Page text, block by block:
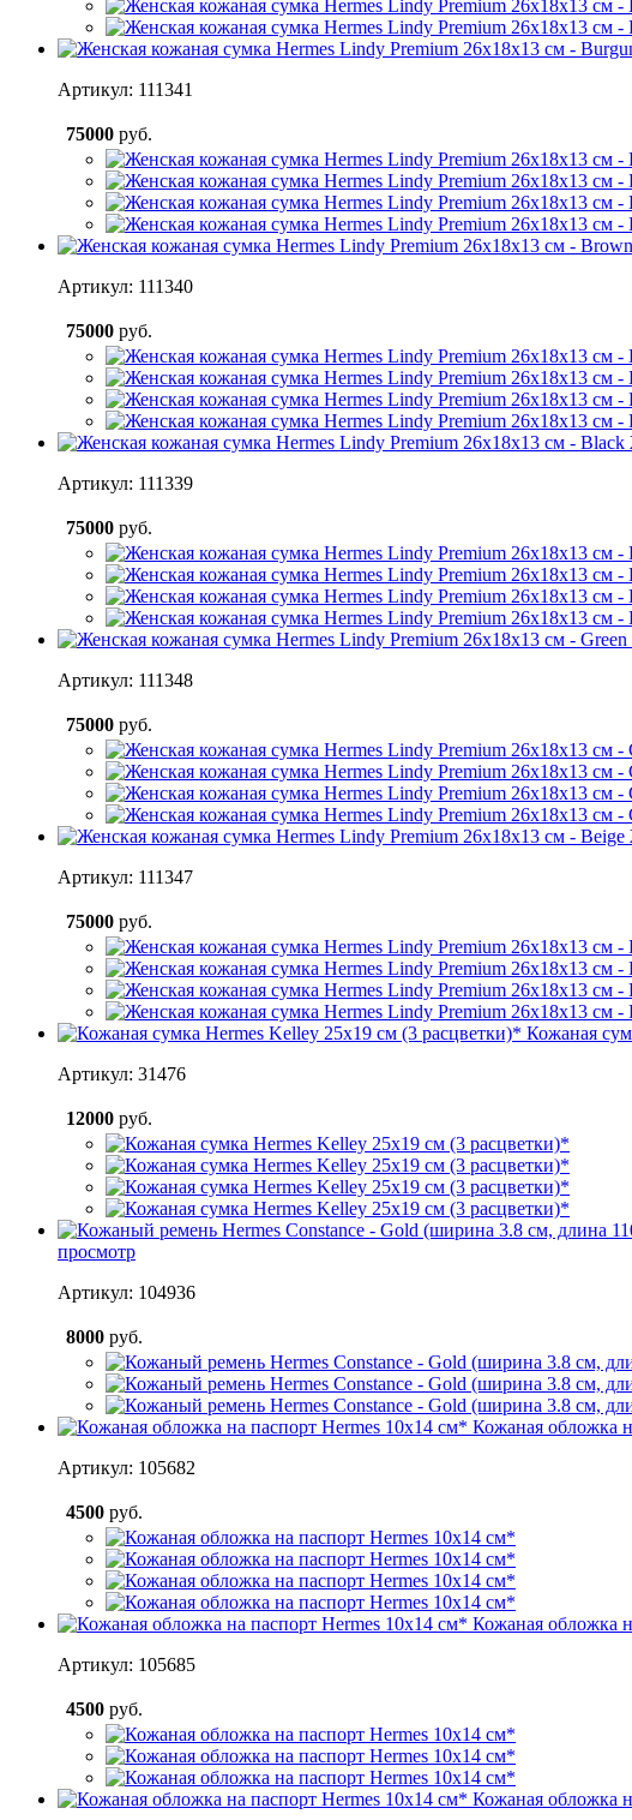
Артикул: 111341
75000 руб.
Артикул: 111340
75000 руб.
Артикул: 111339
75000 руб.
Артикул: 111348
75000 руб.
Артикул: 111347
75000 руб.
Кожаная
Артикул: 31476
12000 руб.
просмотр
Артикул: 104936
8000 руб.
Кожаная обложка
Артикул: 105682
4500 руб.
Кожаная обложка
Артикул: 105685
4500 руб.
Кожаная обложка